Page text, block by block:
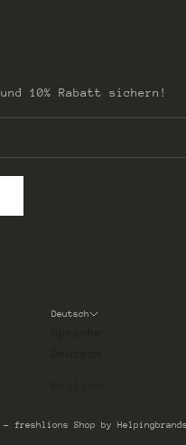
10% Rabatt sichern!
Deutsch
- freshlions Shop by Helpingbrands